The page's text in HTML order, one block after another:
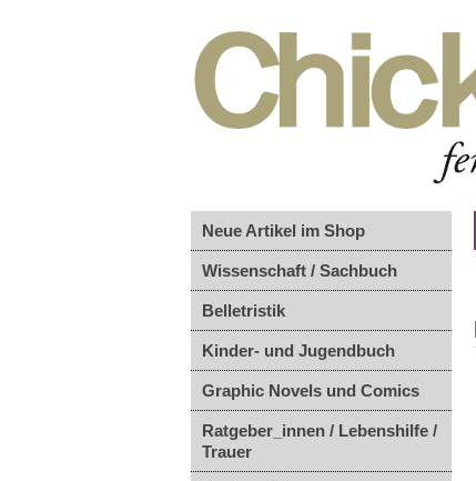
Neue Artikel im Shop
Wissenschaft / Sachbuch
Belletristik
Kinder- und Jugendbuch
Graphic Novels und Comics
Ratgeber_innen / Lebenshilfe /
Trauer